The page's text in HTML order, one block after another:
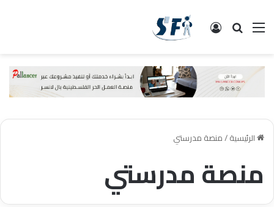
القائمة البحث تسجيل الدخول
الرئيسية/منصة مدرستي
منصة مدرستي